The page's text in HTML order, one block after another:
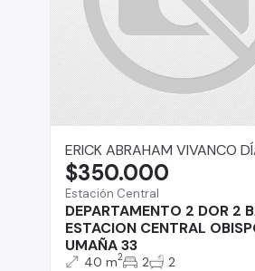
ERICK ABRAHAM VIVANCO
Estación Central
DEPARTAMENTO 2 DOR 2
ESTACION CENTRAL
UMAÑA 33
$350.000
40 m2 2 2